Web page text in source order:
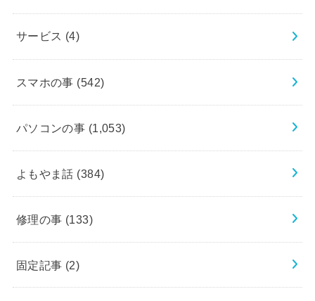
サービス (4)
スマホの事 (542)
パソコンの事 (1,053)
よもやま話 (384)
修理の事 (133)
固定記事 (2)